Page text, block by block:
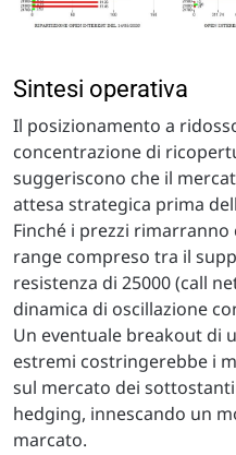
Sintesi operativa
Il posizionamento a
concentrazione di
suggeriscono che il
attesa strategica prima
Finché i prezzi
range compreso tra il
resistenza di 25000 (call
dinamica di oscillazione
Un eventuale breakout di
estremi costringerebbe i
sul mercato dei
hedging, innescando un
marcato.